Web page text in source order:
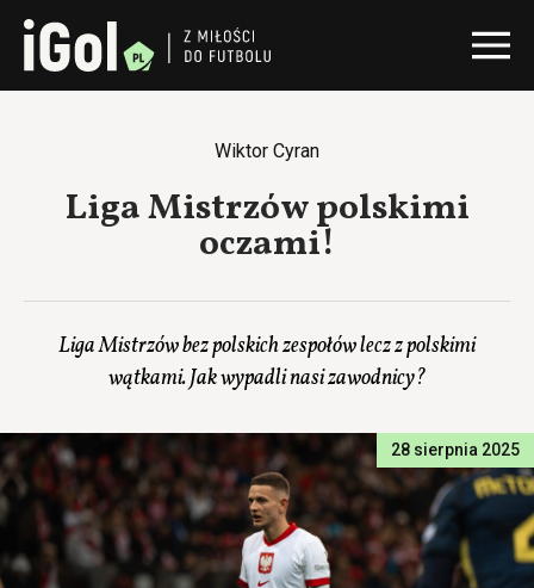
Wiktor Cyran
Liga Mistrzów polskimi
oczami!
Liga Mistrzów bez polskich zespołów lecz z polskimi
wątkami. Jak wypadli nasi zawodnicy?
28 sierpnia 2025